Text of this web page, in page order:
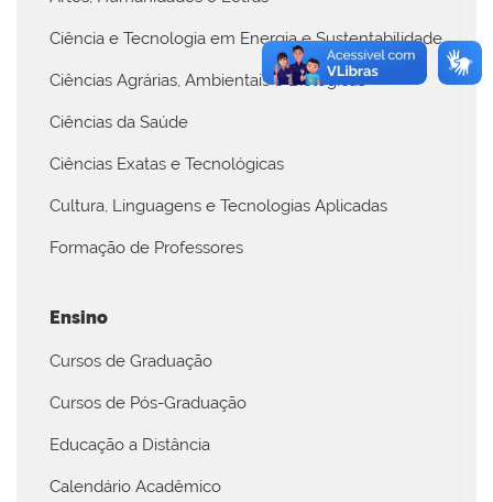
Ciência e Tecnologia em Energia e Sustentabilidade
Ciências Agrárias, Ambientais e Biológicas
Ciências da Saúde
Ciências Exatas e Tecnológicas
Cultura, Linguagens e Tecnologias Aplicadas
Formação de Professores
Ensino
Cursos de Graduação
Cursos de Pós-Graduação
Educação a Distância
Calendário Acadêmico